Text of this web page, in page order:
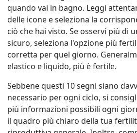
quando vai in bagno. Leggi
delle icone e seleziona la
ciò che hai visto. Se osservi più di
sicuro, seleziona l'opzione più
corretta per quel giorno.
elastico e liquido, più è fertile.
Sebbene questi 10 segni siano
necessario per ogni ciclo, si
più informazioni possibili ogni
il quadro più chiaro della tua